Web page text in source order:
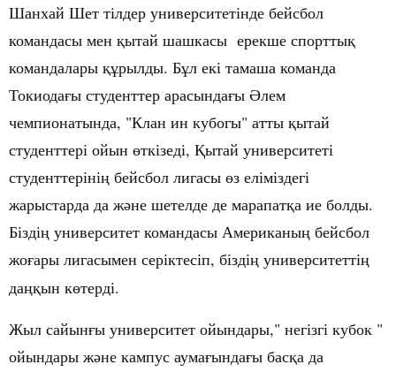
Шанхай Шет тілдер университетінде бейсбол
командасы мен қытай шашкасы ерекше спорттық
командалары құрылды. Бұл екі тамаша команда
Токиодағы студенттер арасындағы Әлем
чемпионатында, "Клан ин кубогы" атты қытай
студенттері ойын өткізеді, Қытай университеті
студенттерінің бейсбол лигасы өз еліміздегі
жарыстарда да және шетелде де марапатқа ие болды.
Біздің университет командасы Американың бейсбол
жоғары лигасымен серіктесіп, біздің университеттің
даңқын көтерді.
Жыл сайынғы университет ойындары," негізгі кубок "
ойындары және кампус аумағындағы басқа да